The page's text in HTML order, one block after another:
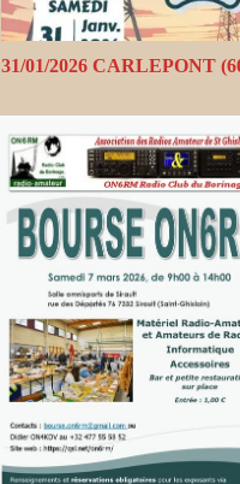
31/01/2026 CARLEPONT